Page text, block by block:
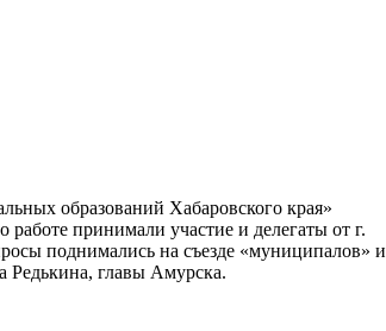
образований Хабаровского края»
работе принимали участие и делегаты от г.
поднимались на съезде «муниципалов» и
Редькина, главы Амурска.